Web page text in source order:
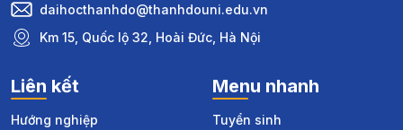
daihocthanhdo@thanhdouni.edu.vn
Km 15, Quốc lộ 32, Hoài Đức, Hà Nội
Liên kết
Hướng nghiệp
Menu nhanh
Tuyển sinh